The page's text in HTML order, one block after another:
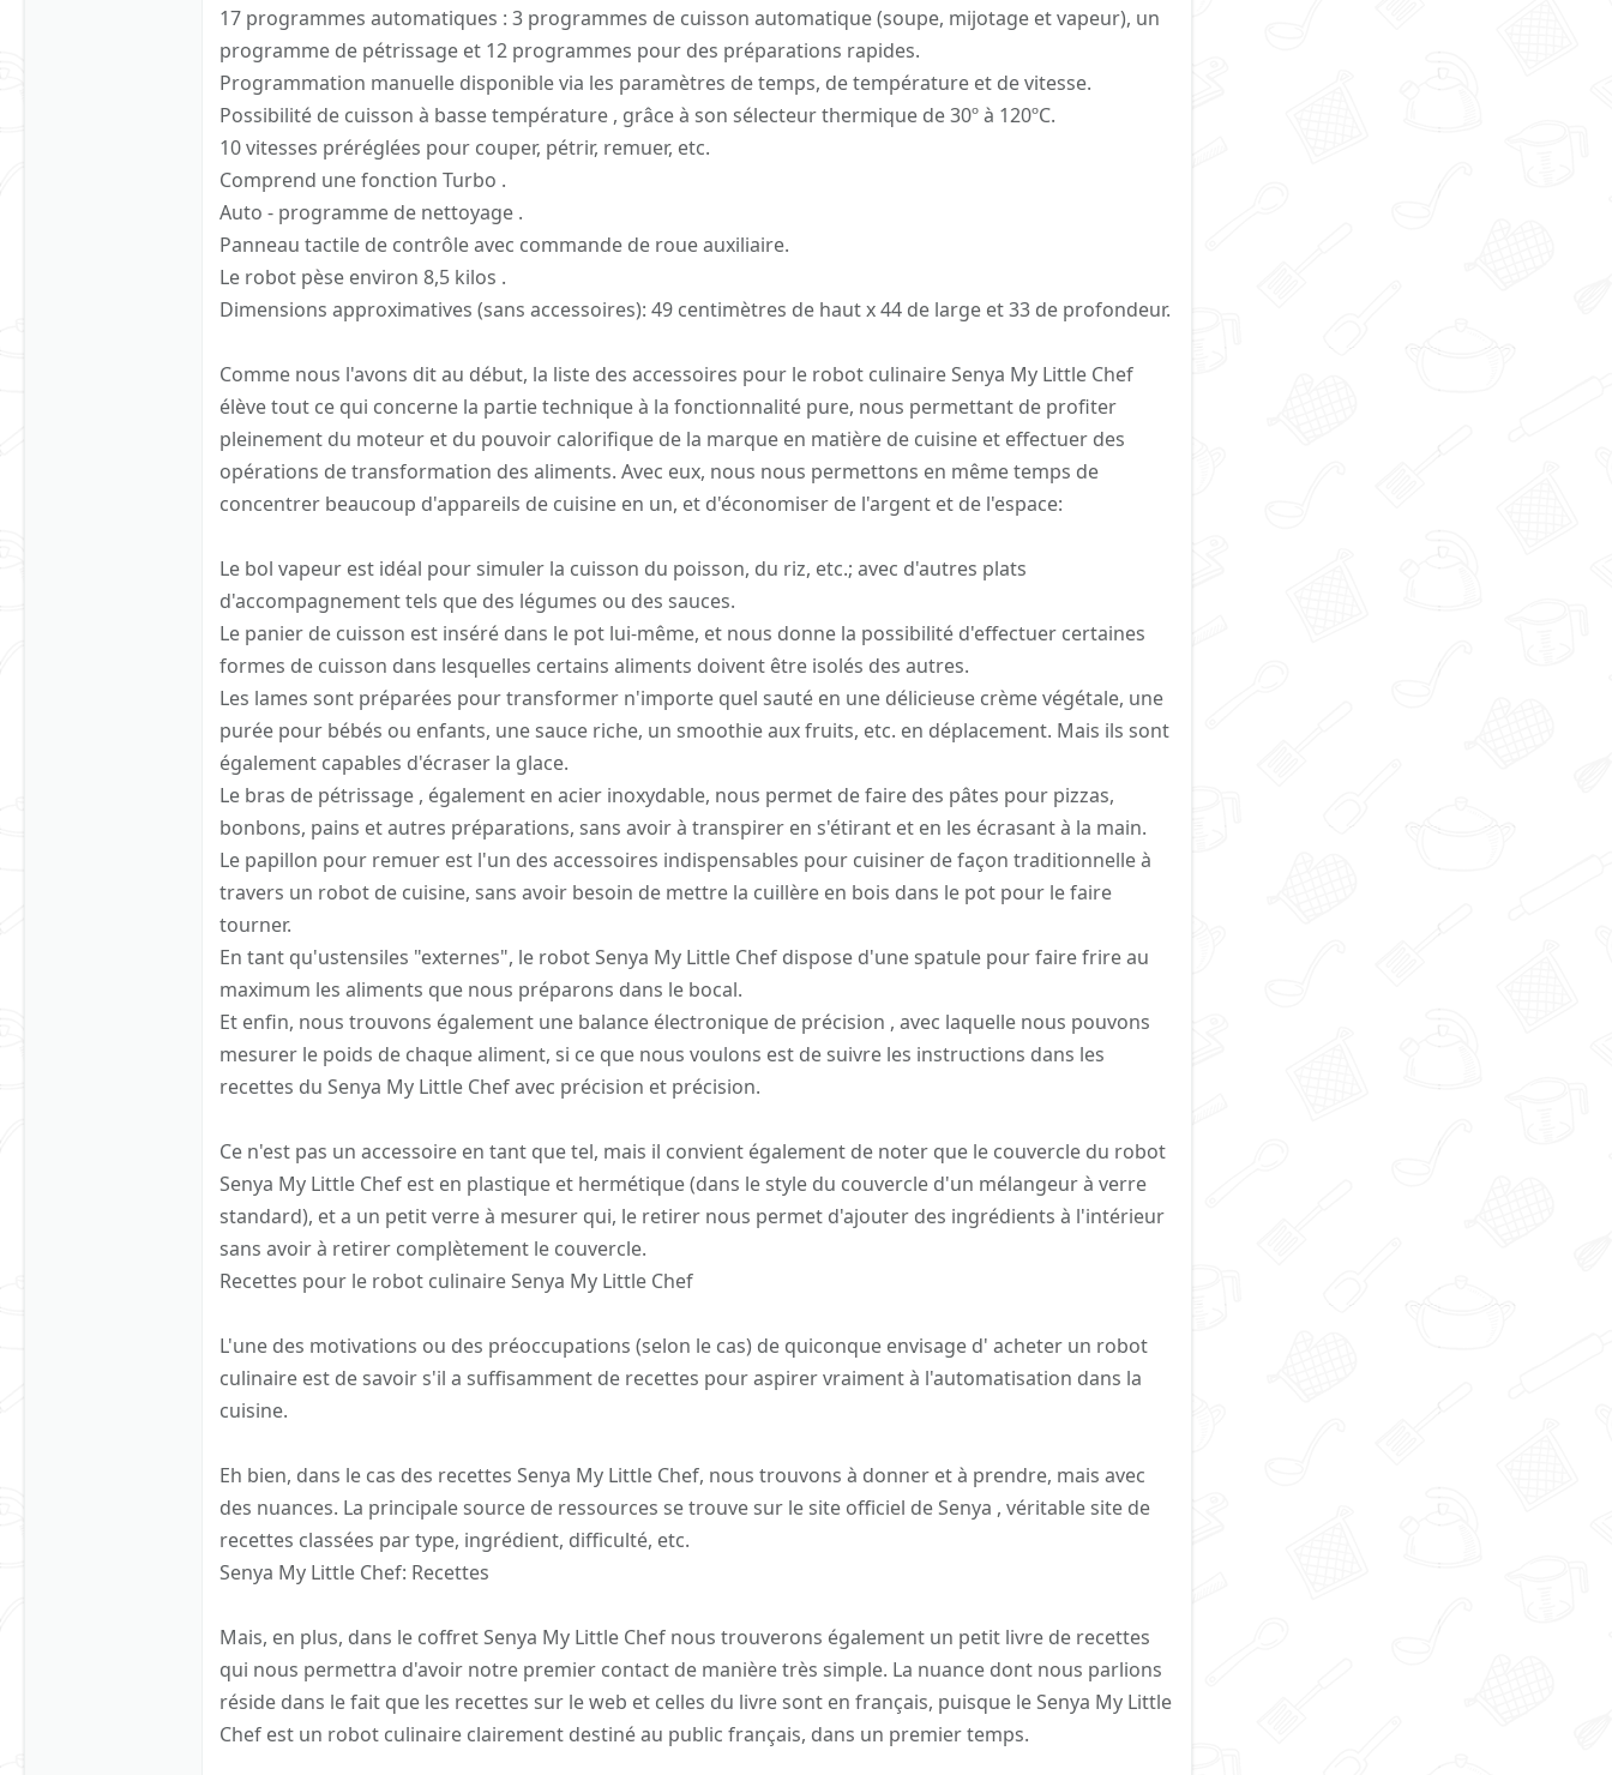
17 programmes automatiques : 3 programmes de cuisson automatique (soupe, mijotage et vapeur), un
programme de pétrissage et 12 programmes pour des préparations rapides.
Programmation manuelle disponible via les paramètres de temps, de température et de vitesse.
Possibilité de cuisson à basse température , grâce à son sélecteur thermique de 30º à 120ºC.
10 vitesses préréglées pour couper, pétrir, remuer, etc.
Comprend une fonction Turbo .
Auto - programme de nettoyage .
Panneau tactile de contrôle avec commande de roue auxiliaire.
Le robot pèse environ 8,5 kilos .
Dimensions approximatives (sans accessoires): 49 centimètres de haut x 44 de large et 33 de profondeur.
Comme nous l'avons dit au début, la liste des accessoires pour le robot culinaire Senya My Little Chef
élève tout ce qui concerne la partie technique à la fonctionnalité pure, nous permettant de profiter
pleinement du moteur et du pouvoir calorifique de la marque en matière de cuisine et effectuer des
opérations de transformation des aliments. Avec eux, nous nous permettons en même temps de
concentrer beaucoup d'appareils de cuisine en un, et d'économiser de l'argent et de l'espace:
Le bol vapeur est idéal pour simuler la cuisson du poisson, du riz, etc.; avec d'autres plats
d'accompagnement tels que des légumes ou des sauces.
Le panier de cuisson est inséré dans le pot lui-même, et nous donne la possibilité d'effectuer certaines
formes de cuisson dans lesquelles certains aliments doivent être isolés des autres.
Les lames sont préparées pour transformer n'importe quel sauté en une délicieuse crème végétale, une
purée pour bébés ou enfants, une sauce riche, un smoothie aux fruits, etc. en déplacement. Mais ils sont
également capables d'écraser la glace.
Le bras de pétrissage , également en acier inoxydable, nous permet de faire des pâtes pour pizzas,
bonbons, pains et autres préparations, sans avoir à transpirer en s'étirant et en les écrasant à la main.
Le papillon pour remuer est l'un des accessoires indispensables pour cuisiner de façon traditionnelle à
travers un robot de cuisine, sans avoir besoin de mettre la cuillère en bois dans le pot pour le faire
tourner.
En tant qu'ustensiles "externes", le robot Senya My Little Chef dispose d'une spatule pour faire frire au
maximum les aliments que nous préparons dans le bocal.
Et enfin, nous trouvons également une balance électronique de précision , avec laquelle nous pouvons
mesurer le poids de chaque aliment, si ce que nous voulons est de suivre les instructions dans les
recettes du Senya My Little Chef avec précision et précision.
Ce n'est pas un accessoire en tant que tel, mais il convient également de noter que le couvercle du robot
Senya My Little Chef est en plastique et hermétique (dans le style du couvercle d'un mélangeur à verre
standard), et a un petit verre à mesurer qui, le retirer nous permet d'ajouter des ingrédients à l'intérieur
sans avoir à retirer complètement le couvercle.
Recettes pour le robot culinaire Senya My Little Chef
L'une des motivations ou des préoccupations (selon le cas) de quiconque envisage d' acheter un robot
culinaire est de savoir s'il a suffisamment de recettes pour aspirer vraiment à l'automatisation dans la
cuisine.
Eh bien, dans le cas des recettes Senya My Little Chef, nous trouvons à donner et à prendre, mais avec
des nuances. La principale source de ressources se trouve sur le site officiel de Senya , véritable site de
recettes classées par type, ingrédient, difficulté, etc.
Senya My Little Chef: Recettes
Mais, en plus, dans le coffret Senya My Little Chef nous trouverons également un petit livre de recettes
qui nous permettra d'avoir notre premier contact de manière très simple. La nuance dont nous parlions
réside dans le fait que les recettes sur le web et celles du livre sont en français, puisque le Senya My Little
Chef est un robot culinaire clairement destiné au public français, dans un premier temps.